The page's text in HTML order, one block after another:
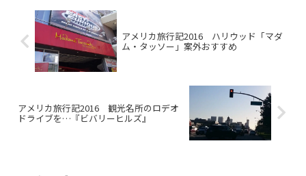
アメリカ旅行記2016 ハリウッド「マダ
ム・タッソー」案外おすすめ
アメリカ旅行記2016 観光名所のロデオ
ドライブを…『ビバリーヒルズ』